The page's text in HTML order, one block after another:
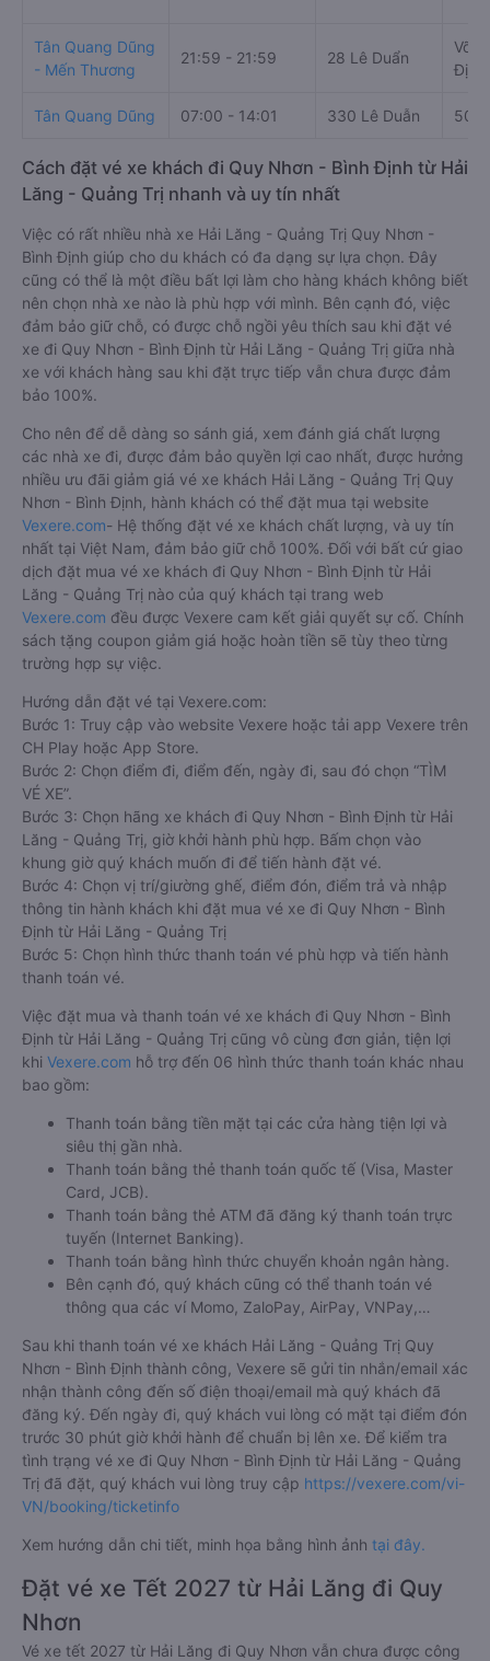
Tân Quang Dũng
- Mến Thương
21:59 - 21:59 28 Lê Duẩn
Võ
Tân Quang Dũng 07:00 - 14:01 330 Lê Duẫn 501
Cách đặt vé xe khách đi Quy Nhơn - Bình Định từ Hải
Lăng - Quảng Trị nhanh và uy tín nhất
Việc có rất nhiều nhà xe Hải Lăng - Quảng Trị Quy Nhơn -
Bình Định giúp cho du khách có đa dạng sự lựa chọn. Đây
cũng có thể là một điều bất lợi làm cho hàng khách không biết
nên chọn nhà xe nào là phù hợp với mình. Bên cạnh đó, việc
đảm bảo giữ chỗ, có được chỗ ngồi yêu thích sau khi đặt vé
xe đi Quy Nhơn - Bình Định từ Hải Lăng - Quảng Trị giữa nhà
xe với khách hàng sau khi đặt trực tiếp vẫn chưa được đảm
bảo 100%.
Cho nên để dễ dàng so sánh giá, xem đánh giá chất lượng
các nhà xe đi, được đảm bảo quyền lợi cao nhất, được hưởng
nhiều ưu đãi giảm giá vé xe khách Hải Lăng - Quảng Trị Quy
Nhơn - Bình Định, hành khách có thể đặt mua tại website
Vexere.com- Hệ thống đặt vé xe khách chất lượng, và uy tín
nhất tại Việt Nam, đảm bảo giữ chỗ 100%. Đối với bất cứ giao
dịch đặt mua vé xe khách đi Quy Nhơn - Bình Định từ Hải
Lăng - Quảng Trị nào của quý khách tại trang web
Vexere.com đều được Vexere cam kết giải quyết sự cố. Chính
sách tặng coupon giảm giá hoặc hoàn tiền sẽ tùy theo từng
trường hợp sự việc.
Hướng dẫn đặt vé tại Vexere.com:
Bước 1: Truy cập vào website Vexere hoặc tải app Vexere trên
CH Play hoặc App Store.
Bước 2: Chọn điểm đi, điểm đến, ngày đi, sau đó chọn “TÌM
VÉ XE”.
Bước 3: Chọn hãng xe khách đi Quy Nhơn - Bình Định từ Hải
Lăng - Quảng Trị, giờ khởi hành phù hợp. Bấm chọn vào
khung giờ quý khách muốn đi để tiến hành đặt vé.
Bước 4: Chọn vị trí/giường ghế, điểm đón, điểm trả và nhập
thông tin hành khách khi đặt mua vé xe đi Quy Nhơn - Bình
Định từ Hải Lăng - Quảng Trị
Bước 5: Chọn hình thức thanh toán vé phù hợp và tiến hành
thanh toán vé.
Việc đặt mua và thanh toán vé xe khách đi Quy Nhơn - Bình
Định từ Hải Lăng - Quảng Trị cũng vô cùng đơn giản, tiện lợi
khi Vexere.com hỗ trợ đến 06 hình thức thanh toán khác nhau
bao gồm:
Thanh toán bằng tiền mặt tại các cửa hàng tiện lợi và
siêu thị gần nhà.
Thanh toán bằng thẻ thanh toán quốc tế (Visa, Master
Card, JCB).
Thanh toán bằng thẻ ATM đã đăng ký thanh toán trực
tuyến (Internet Banking).
Thanh toán bằng hình thức chuyển khoản ngân hàng.
Bên cạnh đó, quý khách cũng có thể thanh toán vé
thông qua các ví Momo, ZaloPay, AirPay, VNPay,…
Sau khi thanh toán vé xe khách Hải Lăng - Quảng Trị Quy
Nhơn - Bình Định thành công, Vexere sẽ gửi tin nhắn/email xác
nhận thành công đến số điện thoại/email mà quý khách đã
đăng ký. Đến ngày đi, quý khách vui lòng có mặt tại điểm đón
trước 30 phút giờ khởi hành để chuẩn bị lên xe. Để kiểm tra
tình trạng vé xe đi Quy Nhơn - Bình Định từ Hải Lăng - Quảng
Trị đã đặt, quý khách vui lòng truy cập https://vexere.com/vi-
VN/booking/ticketinfo
Xem hướng dẫn chi tiết, minh họa bằng hình ảnh tại đây.
Đặt vé xe Tết 2027 từ Hải Lăng đi Quy
Nhơn
Vé xe tết 2027 từ Hải Lăng đi Quy Nhơn vẫn chưa được công